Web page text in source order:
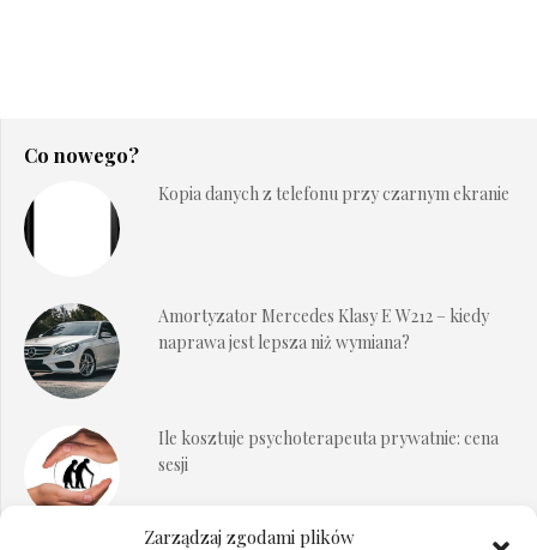
Zarządzaj zgodami plików
Co nowego?
Kopia danych z telefonu przy czarnym ekranie
Amortyzator Mercedes Klasy E W212 – kiedy
naprawa jest lepsza niż wymiana?
Ile kosztuje psychoterapeuta prywatnie: cena
sesji